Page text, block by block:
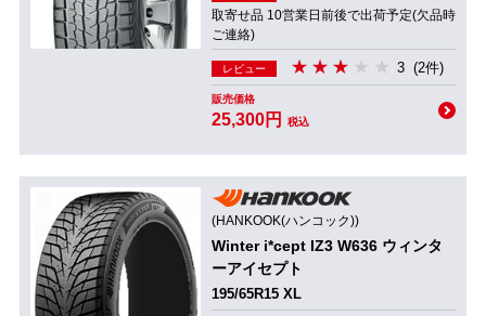
取寄せ品 10営業日前後で出荷予定(欠品時
ご連絡)
レビュー 3 (2件)
販売価格
25,300円 税込
(HANKOOK(ハンコック))
Winter i*cept IZ3 W636 ウィンタ
ーアイセプト
195/65R15 XL